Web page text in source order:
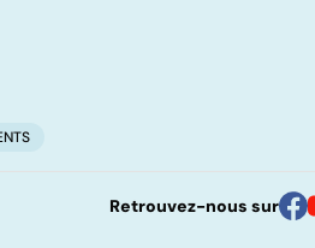
Retrouvez-nous sur